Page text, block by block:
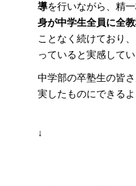
導を行いながら、精
身が中学生全員に全
ことなく続けており
っていると実感してい
中学部の卒塾生の皆
実したものにできる
↓